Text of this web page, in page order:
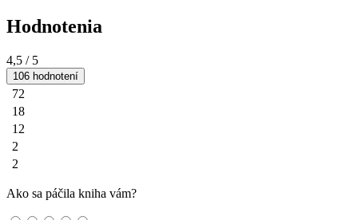
Hodnotenia
4,5 / 5
106 hodnotení
72
18
12
2
2
Ako sa páčila kniha vám?